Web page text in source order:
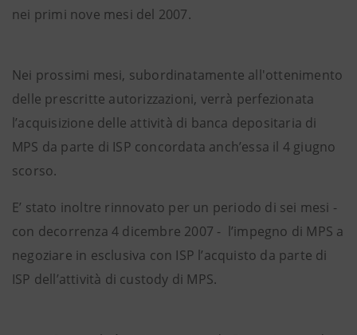
nei primi nove mesi del 2007.
Nei prossimi mesi, subordinatamente all'ottenimento
delle prescritte autorizzazioni, verrà perfezionata
l’acquisizione delle attività di banca depositaria di
MPS da parte di ISP concordata anch’essa il 4 giugno
scorso.
E’ stato inoltre rinnovato per un periodo di sei mesi -
con decorrenza 4 dicembre 2007 - l’impegno di MPS a
negoziare in esclusiva con ISP l’acquisto da parte di
ISP dell’attività di custody di MPS.